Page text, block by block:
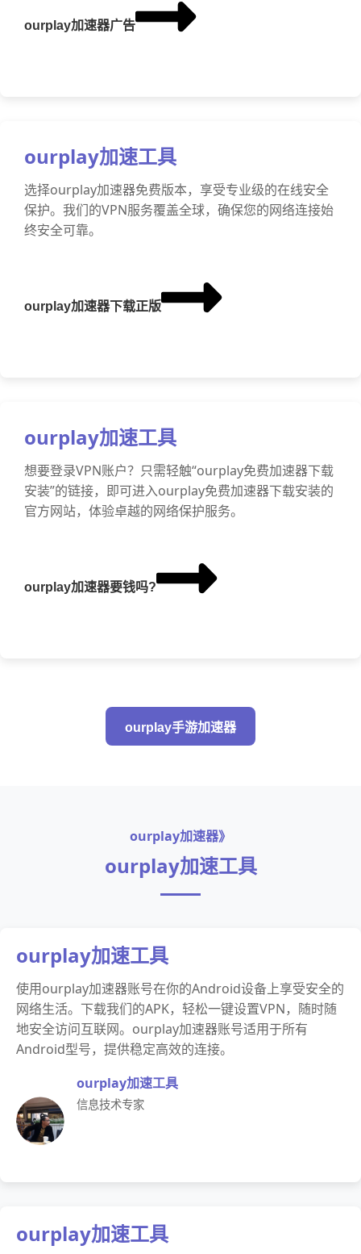
ourplay加速器广告
ourplay加速工具
选择ourplay加速器免费版本，享受专业级的在线安全
保护。我们的VPN服务覆盖全球，确保您的网络连接始
终安全可靠。
ourplay加速器下载正版
ourplay加速工具
想要登录VPN账户？只需轻触“ourplay免费加速器下载
安装”的链接，即可进入ourplay免费加速器下载安装的
官方网站，体验卓越的网络保护服务。
ourplay加速器要钱吗?
ourplay手游加速器
ourplay加速器》
ourplay加速工具
ourplay加速工具
使用ourplay加速器账号在你的Android设备上享受安全的
网络生活。下载我们的APK，轻松一键设置VPN，随时随
地安全访问互联网。ourplay加速器账号适用于所有
Android型号，提供稳定高效的连接。
ourplay加速工具
信息技术专家
ourplay加速工具